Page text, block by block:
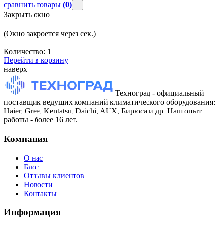
сравнить товары (0)
Закрыть окно
(Окно закроется через сек.)
Количество: 1
Перейти в корзину
наверх
Техноград - официальный
поставщик ведущих компаний климатического оборудования:
Haier, Gree, Kentatsu, Daichi, AUX, Бирюса и др. Наш опыт
работы - более 16 лет.
Компания
О нас
Блог
Отзывы клиентов
Новости
Контакты
Информация